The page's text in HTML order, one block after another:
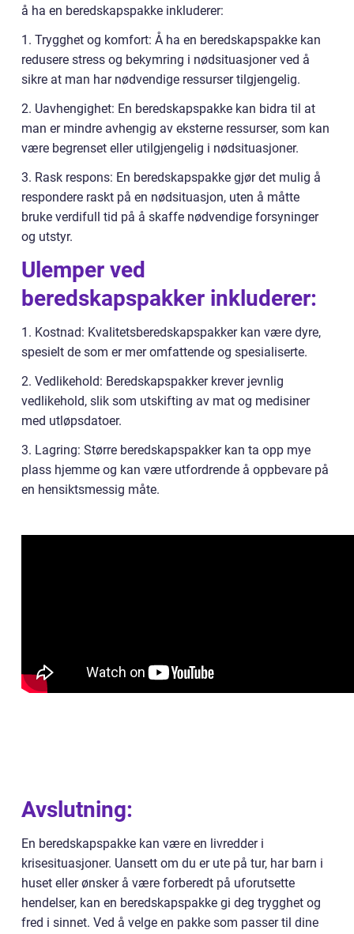
å ha en beredskapspakke inkluderer:
1. Trygghet og komfort: Å ha en beredskapspakke kan
redusere stress og bekymring i nødsituasjoner ved å
sikre at man har nødvendige ressurser tilgjengelig.
2. Uavhengighet: En beredskapspakke kan bidra til at
man er mindre avhengig av eksterne ressurser, som kan
være begrenset eller utilgjengelig i nødsituasjoner.
3. Rask respons: En beredskapspakke gjør det mulig å
respondere raskt på en nødsituasjon, uten å måtte
bruke verdifull tid på å skaffe nødvendige forsyninger
og utstyr.
Ulemper ved
beredskapspakker inkluderer:
1. Kostnad: Kvalitetsberedskapspakker kan være dyre,
spesielt de som er mer omfattende og spesialiserte.
2. Vedlikehold: Beredskapspakker krever jevnlig
vedlikehold, slik som utskifting av mat og medisiner
med utløpsdatoer.
3. Lagring: Større beredskapspakker kan ta opp mye
plass hjemme og kan være utfordrende å oppbevare på
en hensiktsmessig måte.
Avslutning:
En beredskapspakke kan være en livredder i
krisesituasjoner. Uansett om du er ute på tur, har barn i
huset eller ønsker å være forberedt på uforutsette
hendelser, kan en beredskapspakke gi deg trygghet og
fred i sinnet. Ved å velge en pakke som passer til dine